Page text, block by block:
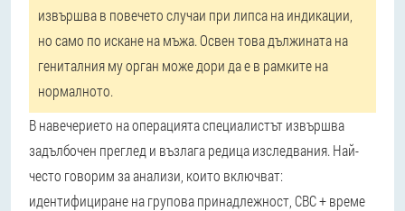
извършва в повечето случаи при липса на индикации,
но само по искане на мъжа. Освен това дължината на
гениталния му орган може дори да е в рамките на
нормалното.
В навечерието на операцията специалистът извършва
задълбочен преглед и възлага редица изследвания. Най-
често говорим за анализи, които включват:
идентифициране на групова принадлежност, CBC + време